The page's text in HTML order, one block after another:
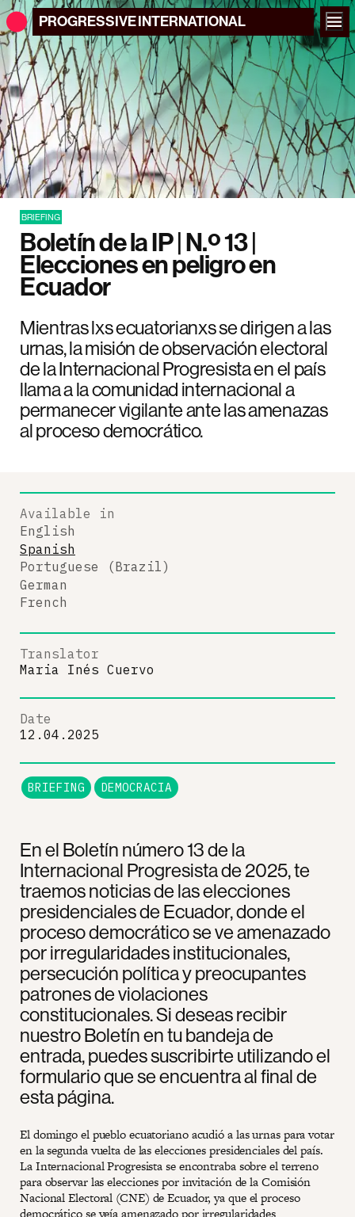
PROGRESSIVEINTERNATIONAL
BRIEFING
Boletín de la IP | N.º 13 |
Elecciones en peligro en
Ecuador
Mientras lxs ecuatorianxs se dirigen a las
urnas, la misión de observación electoral
de la Internacional Progresista en el país
llama a la comunidad internacional a
permanecer vigilante ante las amenazas
al proceso democrático.
En el Boletín número 13 de la
Internacional Progresista de 2025, te
traemos noticias de las elecciones
presidenciales de Ecuador, donde el
proceso democrático se ve amenazado
por irregularidades institucionales,
persecución política y preocupantes
patrones de violaciones
constitucionales. Si deseas recibir
nuestro Boletín en tu bandeja de
entrada, puedes suscribirte utilizando el
formulario que se encuentra al final de
esta página.
El domingo el pueblo ecuatoriano acudió a las urnas para votar
en la segunda vuelta de las elecciones presidenciales del país.
La Internacional Progresista se encontraba sobre el terreno
para observar las elecciones por invitación de la Comisión
Nacional Electoral (CNE) de Ecuador, ya que el proceso
democrático se veía amenazado por irregularidades
Available in
English
Spanish
Portuguese (Brazil)
German
French
Translator
Maria Inés Cuervo
Date
12.04.2025
BRIEFING DEMOCRACIA